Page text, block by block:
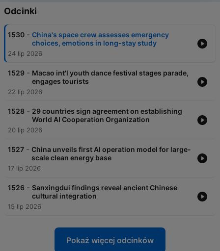
Odcinki
1530 - China's space crew assesses emergency
choices, emotions in long-stay study
24 lip 2026
1529 - Macao int'l youth dance festival stages parade,
engages tourists
22 lip 2026
1528 - 29 countries sign agreement on establishing
World AI Cooperation Organization
20 lip 2026
1527 - China unveils first AI operation model for large-
scale clean energy base
17 lip 2026
1526 - Sanxingdui findings reveal ancient Chinese
cultural integration
15 lip 2026
Pokaż więcej odcinków